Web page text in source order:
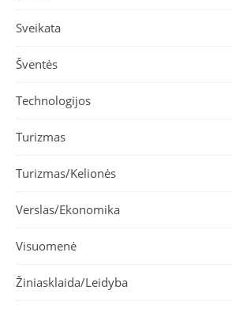
Sveikata
Šventės
Technologijos
Turizmas
Turizmas/Kelionės
Verslas/Ekonomika
Visuomenė
Žiniasklaida/Leidyba